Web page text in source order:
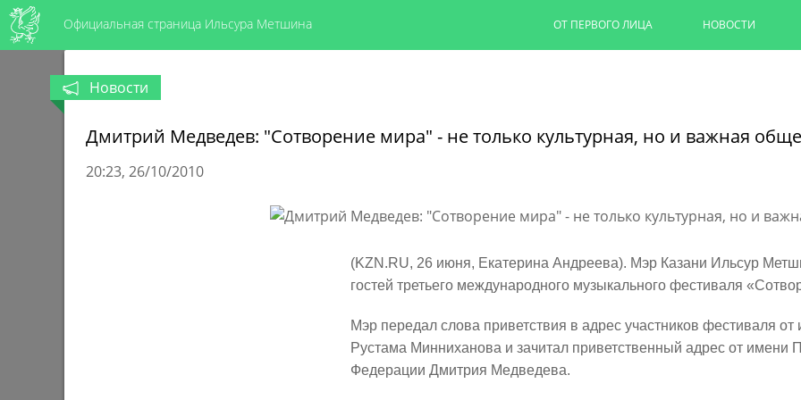
Официальная страница Ильсура Метшина ОТ ПЕРВОГО ЛИЦА НОВОСТИ
Капремонт казанских
Ильсур Метшин провел выездное
Новости
Дмитрий Медведев: "Сотворение мира" - не только культурная, но и важная
20:23 26/10/2010
(KZN.RU, 26 июня, Екатерина Андреева). Мэр Казани Ильсур
гостей третьего международного музыкального фестиваля
Мэр передал слова приветствия в адрес участников фестиваля
Рустама Минниханова и зачитал приветственный адрес от имени
Федерации Дмитрия Медведева.